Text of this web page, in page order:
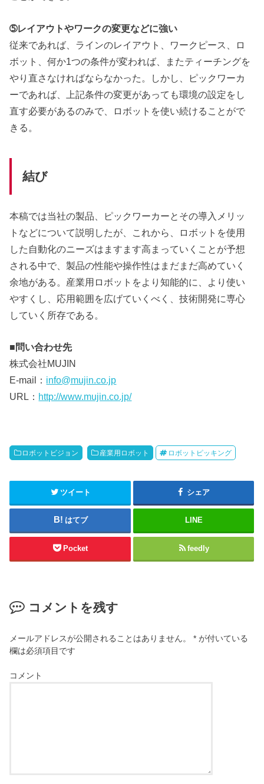
➄レイアウトやワークの変更などに強い
従来であれば、ラインのレイアウト、ワークピース、ロ
ボット、何か1つの条件が変われば、またティーチングを
やり直さなければならなかった。しかし、ピックワーカ
ーであれば、上記条件の変更があっても環境の設定をし
直す必要があるのみで、ロボットを使い続けることがで
きる。
結び
本稿では当社の製品、ピックワーカーとその導入メリッ
トなどについて説明したが、これから、ロボットを使用
した自動化のニーズはますます高まっていくことが予想
される中で、製品の性能や操作性はまだまだ高めていく
余地がある。産業用ロボットをより知能的に、より使い
やすくし、応用範囲を広げていくべく、技術開発に専心
していく所存である。
■問い合わせ先
株式会社MUJIN
E-mail： info@mujin.co.jp
URL： http://www.mujin.co.jp/
ロボットビジョン 産業用ロボット ロボットピッキング
ツイート シェア
はてブ LINE
Pocket feedly
コメントを残す
メールアドレスが公開されることはありません。 * が付いている
欄は必須項目です
コメント